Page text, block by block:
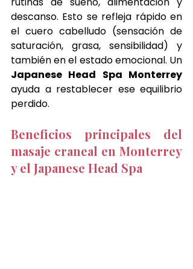
descanso. Esto se refleja rápido en
el cuero cabelludo (sensación de
saturación, grasa, sensibilidad) y
ayuda a restablecer ese equilibrio
perdido.
Beneficios principales del
masaje craneal en Monterrey
y el Japanese Head Spa